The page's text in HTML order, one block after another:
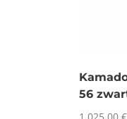
56
1.025,00 €